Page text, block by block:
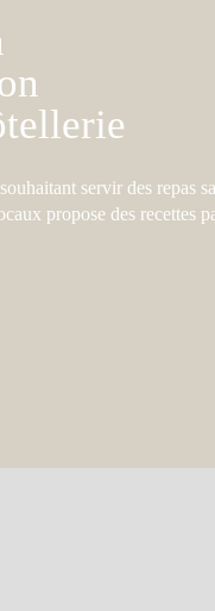
servir des repas
propose des recettes